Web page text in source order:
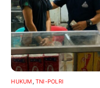
HUKUM , TNI-POLRI